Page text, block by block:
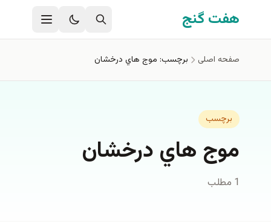
رفتن به محتوای اصلی
هفت گنج
صفحه اصلی برچسب: موج هاي درخشان
برچسب
موج هاي درخشان
1 مطلب